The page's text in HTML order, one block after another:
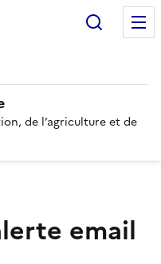
de l’agriculture et de
email